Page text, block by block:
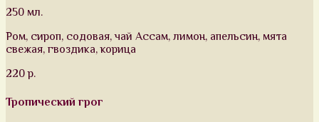
250 мл.
Ром, сироп, содовая, чай Ассам, лимон, апельсин, мята
свежая, гвоздика, корица
220 р.
Тропический грог